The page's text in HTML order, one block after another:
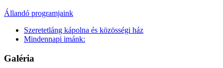
Állandó programjaink
Szeretetláng kápolna és közösségi ház
Mindennapi imánk:
Galéria